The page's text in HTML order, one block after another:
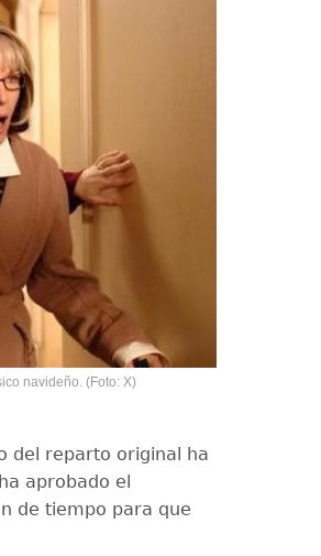
navideño. (Foto: X)
del reparto original ha
aprobado el
de tiempo para que